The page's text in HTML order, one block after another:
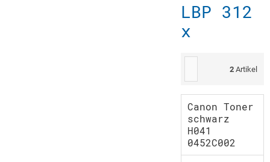
LBP 312
x
2 Artikel
Canon Toner
schwarz
H041
0452C002